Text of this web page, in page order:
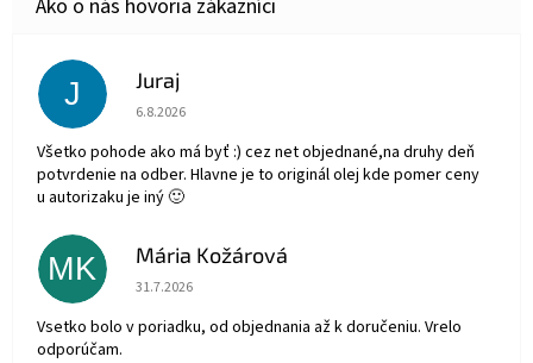
J Juraj
Hodnotenie obchodu je 5 z 5 hviezdičiek.
6.8.2026
Všetko pohode ako má byť :) cez net objednané,na druhy deň
potvrdenie na odber. Hlavne je to originál olej kde pomer ceny
u autorizaku je iný 🙂
MK Mária Kožárová
Hodnotenie obchodu je 5 z 5 hviezdičiek.
31.7.2026
Vsetko bolo v poriadku, od objednania až k doručeniu. Vrelo
odporúčam.